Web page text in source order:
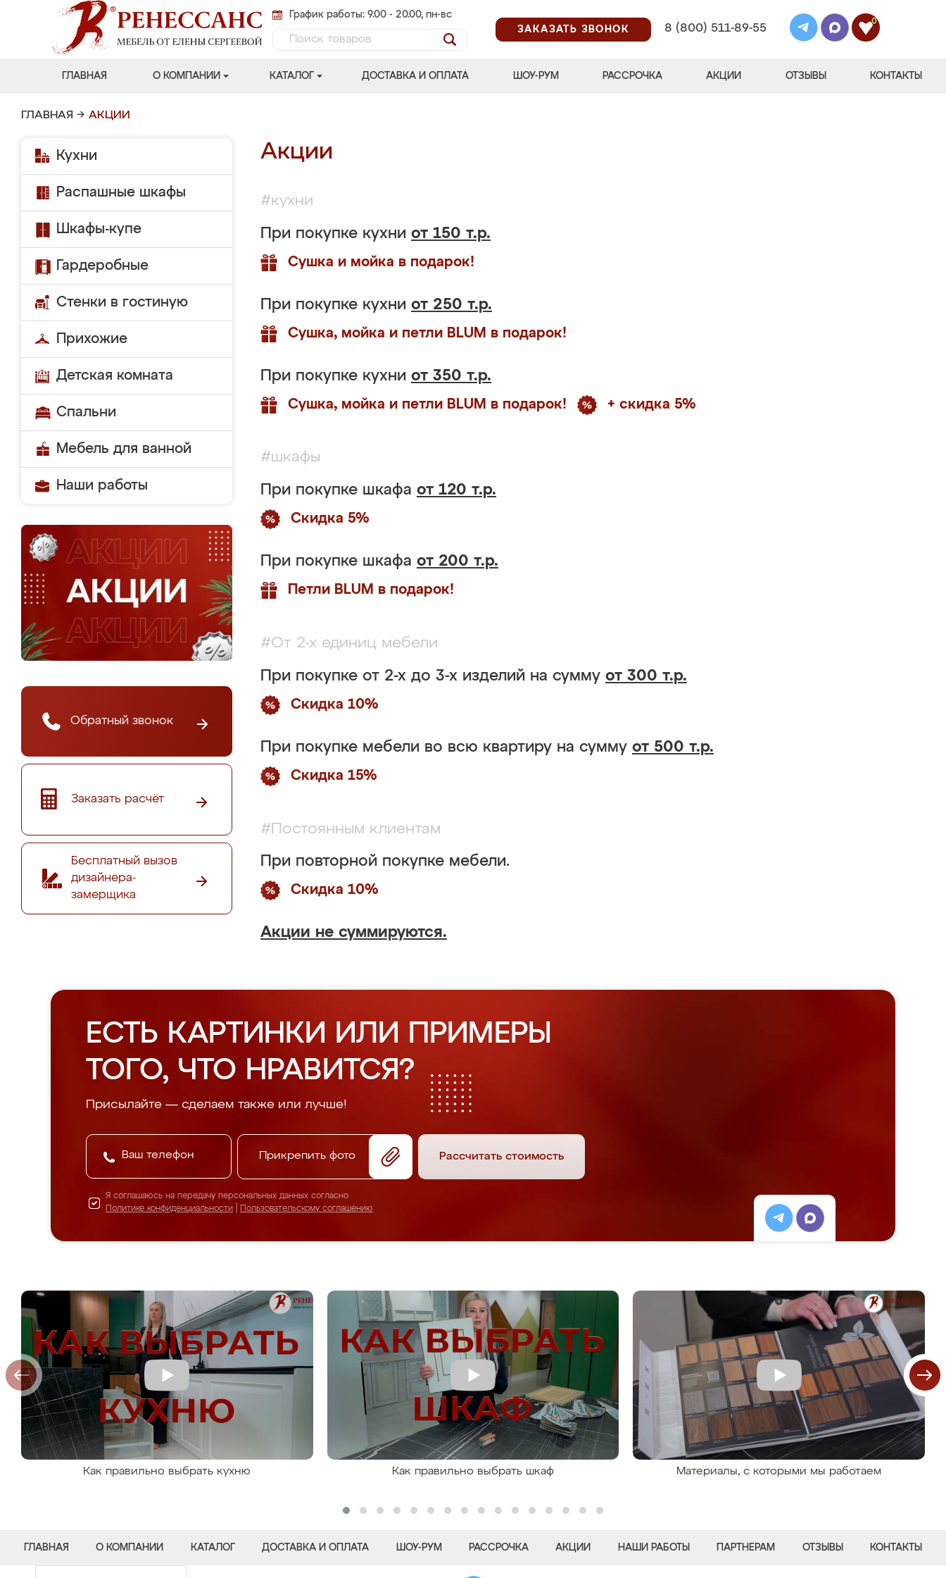
График работы: 9.00 - 20.00, пн-вс
ЗАКАЗАТЬ ЗВОНОК
8 (800) 511-89-55
0
ГЛАВНАЯ О КОМПАНИИ КАТАЛОГ ДОСТАВКА И ОПЛАТА ШОУ-РУМ РАССРОЧКА АКЦИИ ОТЗЫВЫ КОНТАКТЫ
ГЛАВНАЯ → АКЦИИ
Кухни
Распашные шкафы
Шкафы-купе
Гардеробные
Стенки в гостиную
Прихожие
Детская комната
Спальни
Мебель для ванной
Наши работы
Обратный звонок
Заказать расчёт
Бесплатный вызов
дизайнера-
замерщика
Акции
#кухни
При покупке кухни от 150 т.р.
Сушка и мойка в подарок!
При покупке кухни от 250 т.р.
Сушка, мойка и петли BLUM в подарок!
При покупке кухни от 350 т.р.
Сушка, мойка и петли BLUM в подарок! + скидка 5%
#шкафы
При покупке шкафа от 120 т.р.
Скидка 5%
При покупке шкафа от 200 т.р.
Петли BLUM в подарок!
#От 2-х единиц мебели
При покупке от 2-х до 3-х изделий на сумму от 300 т.р.
Скидка 10%
При покупке мебели во всю квартиру на сумму от 500 т.р.
Скидка 15%
#Постоянным клиентам
При повторной покупке мебели.
Скидка 10%
Акции не суммируются.
ЕСТЬ КАРТИНКИ ИЛИ ПРИМЕРЫ
ТОГО, ЧТО НРАВИТСЯ?
Присылайте — сделаем также или лучше!
Прикрепить фото Рассчитать стоимость
Я соглашаюсь на передачу персональных данных согласно
Политике конфиденциальности
Пользовательскому соглашению
Как правильно выбрать кухню Как правильно выбрать шкаф Материалы, с которыми мы работаем
ГЛАВНАЯ О КОМПАНИИ КАТАЛОГ ДОСТАВКА И ОПЛАТА ШОУ-РУМ РАССРОЧКА АКЦИИ НАШИ РАБОТЫ ПАРТНЕРАМ ОТЗЫВЫ КОНТАКТЫ